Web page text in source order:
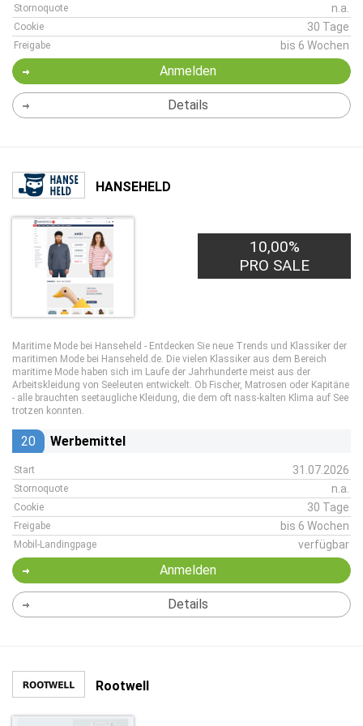
Stornoquote n.a.
Cookie 30 Tage
Freigabe bis 6 Wochen
Anmelden
Details
HANSEHELD
10,00%
PRO SALE
Maritime Mode bei Hanseheld - Entdecken Sie neue Trends und Klassiker der
maritimen Mode bei Hanseheld.de. Die vielen Klassiker aus dem Bereich
maritime Mode haben sich im Laufe der Jahrhunderte meist aus der
Arbeitskleidung von Seeleuten entwickelt. Ob Fischer, Matrosen oder Kapitäne
- alle brauchten seetaugliche Kleidung, die dem oft nass-kalten Klima auf See
trotzen konnten.
20 Werbemittel
Start 31.07.2026
Stornoquote n.a.
Cookie 30 Tage
Freigabe bis 6 Wochen
Mobil-Landingpage verfügbar
Anmelden
Details
Rootwell